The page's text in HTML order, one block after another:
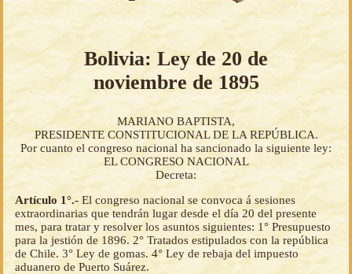
Bolivia: Ley de 20 de
noviembre de 1895
MARIANO BAPTISTA,
PRESIDENTE CONSTITUCIONAL DE LA REPÚBLICA.
Por cuanto el congreso nacional ha sancionado la siguiente ley:
EL CONGRESO NACIONAL
Decreta:
Artículo 1°.- El congreso nacional se convoca á sesiones
extraordinarias que tendrán lugar desde el día 20 del presente
mes, para tratar y resolver los asuntos siguientes: 1° Presupuesto
para la jestión de 1896. 2° Tratados estipulados con la república
de Chile. 3° Ley de gomas. 4° Ley de rebaja del impuesto
aduanero de Puerto Suárez.